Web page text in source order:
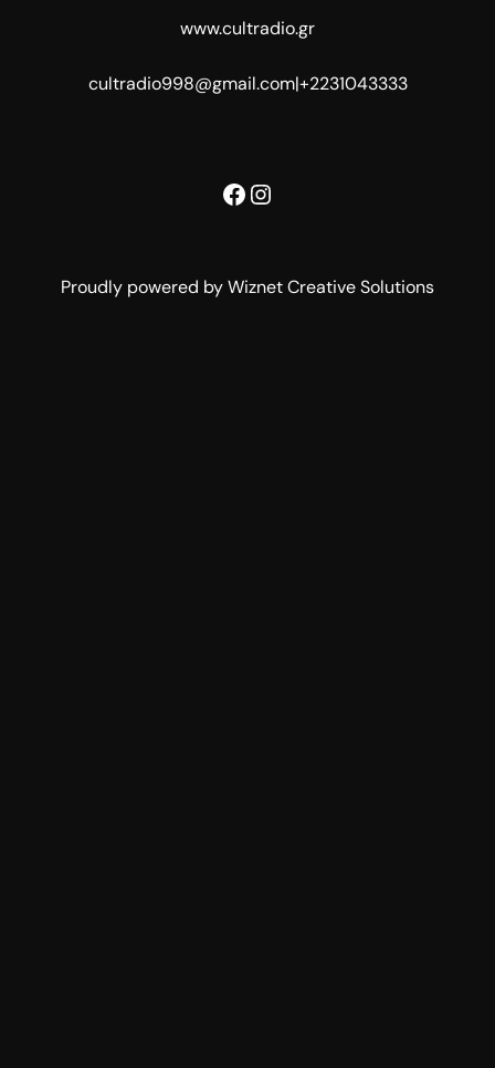
www.cultradio.gr
cultradio998@gmail.com|+2231043333
Facebook
Instagram
Proudly powered by Wiznet Creative Solutions